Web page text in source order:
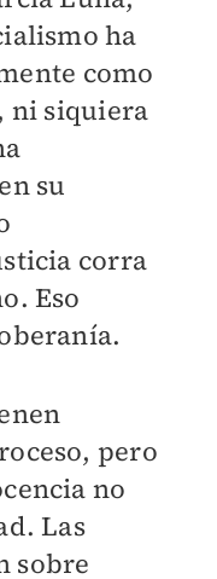
ha
como
ni siquiera
su
corra
Eso
pero
no
Las
sobre